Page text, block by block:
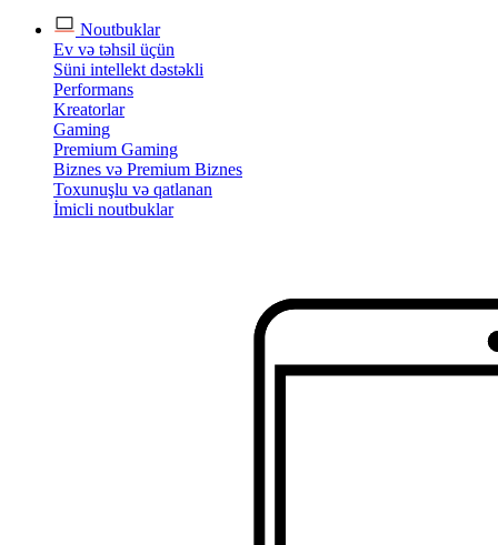
Noutbuklar
Ev və təhsil üçün
Süni intellekt dəstəkli
Performans
Kreatorlar
Gaming
Premium Gaming
Biznes və Premium Biznes
Toxunuşlu və qatlanan
İmicli noutbuklar